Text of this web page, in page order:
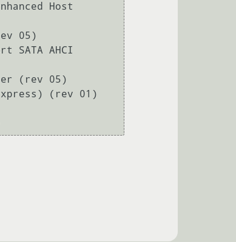
Host
05)
AHCI
(rev 05)
(rev 01)